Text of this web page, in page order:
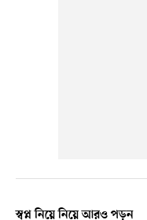
স্বপ্ন নিয়ে নিয়ে আরও পড়ুন